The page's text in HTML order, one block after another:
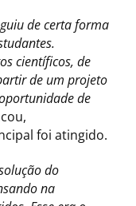
de certa forma
científicos, de
de um projeto
de
foi atingido.
do
na